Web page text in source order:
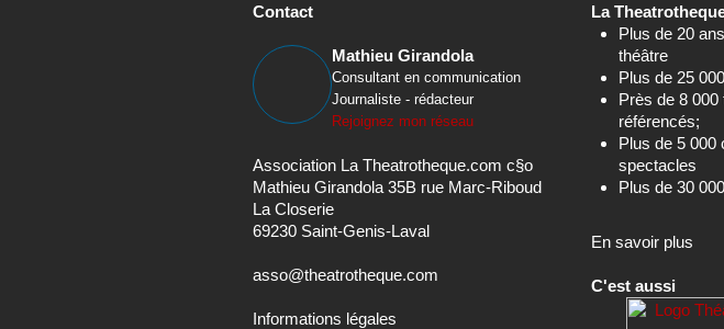
Contact
Mathieu Girandola
Consultant en communication
Journaliste - rédacteur
Rejoignez mon réseau
Association La Theatrotheque.com c§o
Mathieu Girandola 35B rue Marc-Riboud
La Closerie
69230 Saint-Genis-Laval
asso@theatrotheque.com
Informations légales
La
Plus de 20
théâtre
Plus de 25
Près de 8
référencés;
Plus de 5 000
spectacles
Plus de 30
En savoir plus
C'est aussi